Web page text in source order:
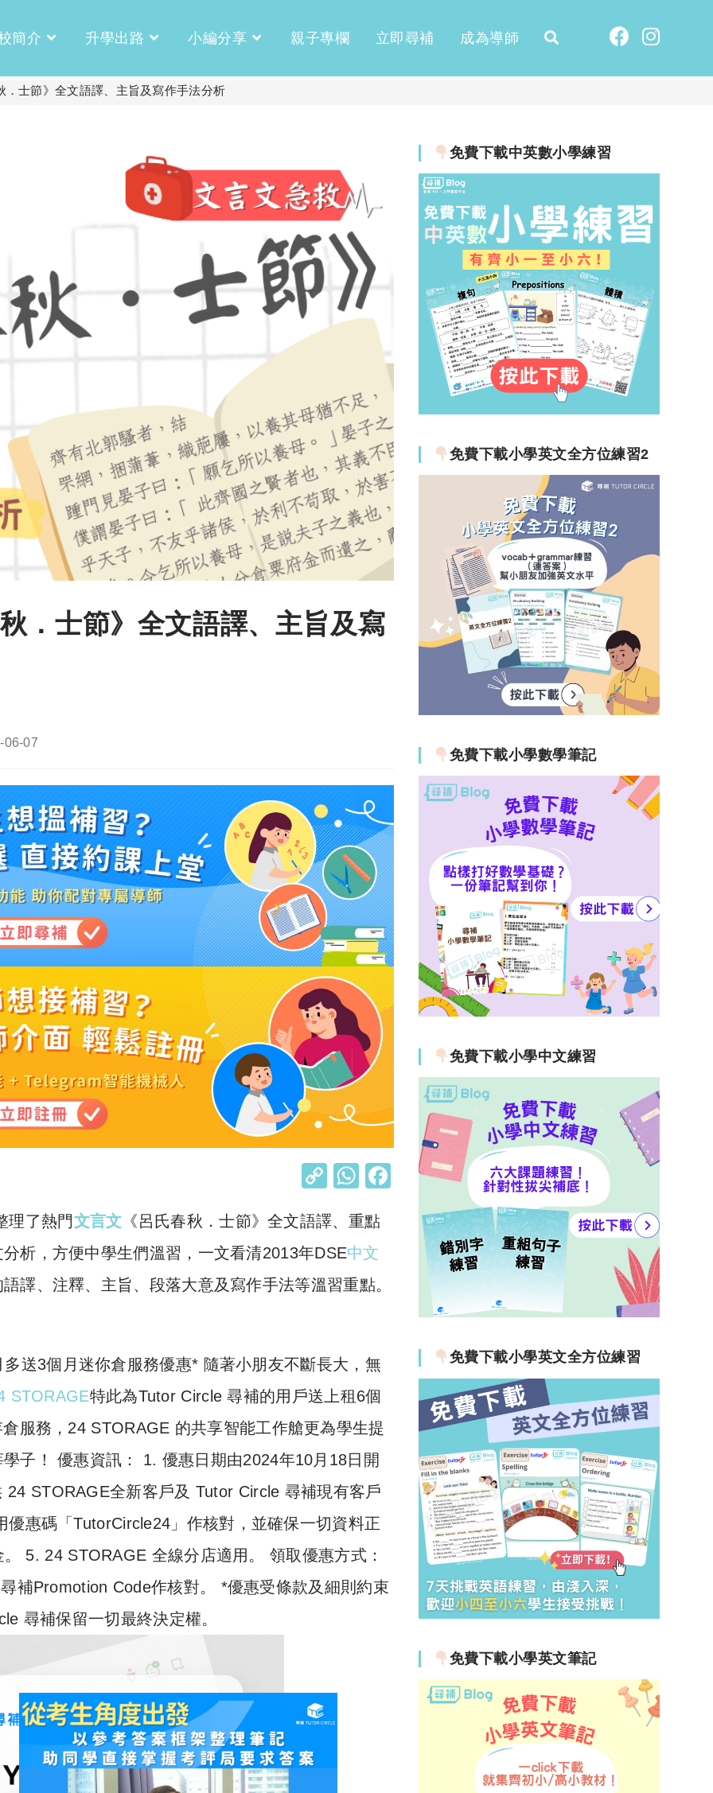
簡介 升學出路 小編分享 親子專欄 立即尋補 成為導師
．士節》全文語譯、主旨及寫作手法分析
．士節》全文語譯、主旨及寫
06-07
C
p
y
Li
W
at
s
A
理了熱門文言文 《呂氏春秋．士節》全文語譯、重點
析，方便中學生們溫習，一文看清2013年DSE中文
譯、注釋、主旨、段落大意及寫作手法等溫習重點。
送3個月迷你倉服務優惠* 隨著小朋友不斷長大，無
STORAGE特此為Tutor Circle 尋補的用戶送上租6個
服務，24 STORAGE 的共享智能工作艙更為學生提
子！ 優惠資訊： 1. 優惠日期由2024年10月18日開
STORAGE全新客戶及 Tutor Circle 尋補現有客戶
惠碼「TutorCircle24」作核對，並確保一切資料正
5. 24 STORAGE 全線分店適用。 領取優惠方式：
補Promotion Code作核對。 *優惠受條款及細則約束
尋補保留一切最終決定權。
免費下載中英數小學練習
免費下載小學英文全方位練習2
免費下載小學數學筆記
免費下載小學中文練習
免費下載小學英文全方位練習
免費下載小學英文筆記